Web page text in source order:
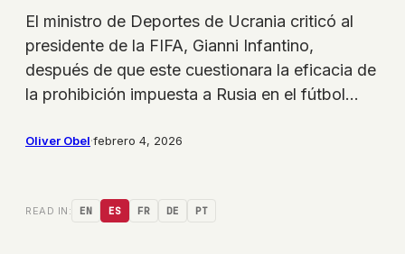
El ministro de Deportes de Ucrania criticó al
presidente de la FIFA, Gianni Infantino,
después de que este cuestionara la eficacia de
la prohibición impuesta a Rusia en el fútbol…
Oliver Obel·febrero 4, 2026
READ IN: EN ES FR DE PT